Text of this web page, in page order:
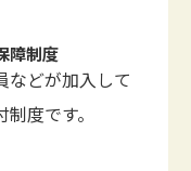
障制度
などが加入して
度です。